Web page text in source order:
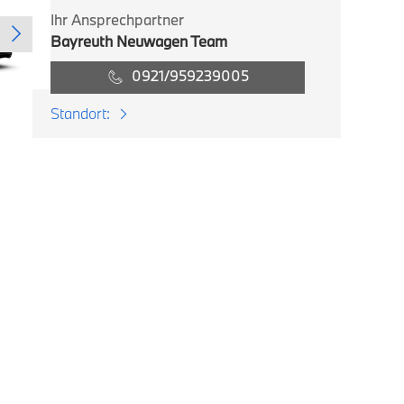
Ihr Ansprechpartner
Bayreuth Neuwagen Team
0921/959239005
Standort: